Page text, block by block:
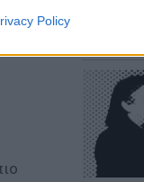
Policy